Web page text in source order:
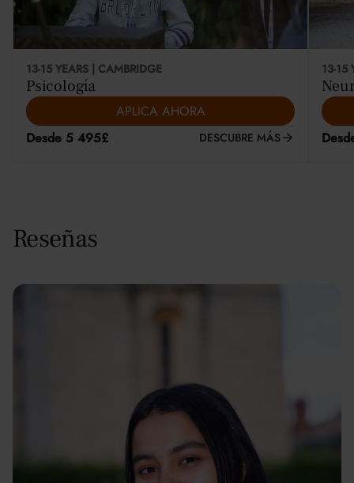
13-15 YEARS | CAMBRIDGE
Psicología
APLICA AHORA
Desde 5 495£
DESCUBRE MÁS
13-15
Reseñas